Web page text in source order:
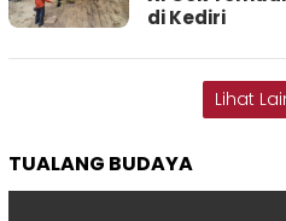
di Kediri
Lihat
TUALANG BUDAYA